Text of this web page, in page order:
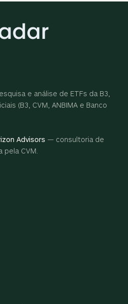
e análise de ETFs da B3,
(B3, CVM, ANBIMA e Banco
Advisors — consultoria de
CVM.